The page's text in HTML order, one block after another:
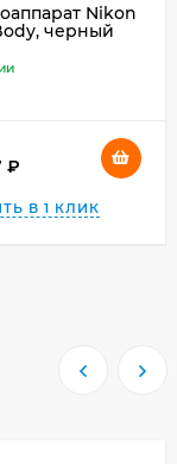
Nikon
черный
В 1 КЛИК